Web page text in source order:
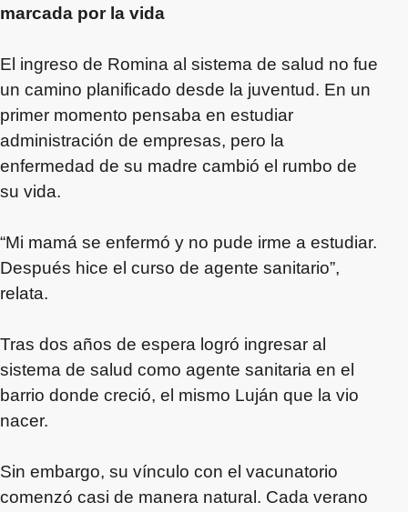
marcada por la vida
El ingreso de Romina al sistema de salud no fue
un camino planificado desde la juventud. En un
primer momento pensaba en estudiar
administración de empresas, pero la
enfermedad de su madre cambió el rumbo de
su vida.
“Mi mamá se enfermó y no pude irme a estudiar.
Después hice el curso de agente sanitario”,
relata.
Tras dos años de espera logró ingresar al
sistema de salud como agente sanitaria en el
barrio donde creció, el mismo Luján que la vio
nacer.
Sin embargo, su vínculo con el vacunatorio
comenzó casi de manera natural. Cada verano